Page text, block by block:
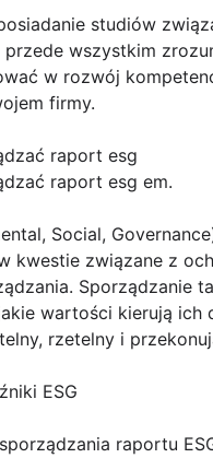
studiów
wszystkim
w rozwój
firmy.
raport esg
raport esg em.
Social,
kwestie związane z
Sporządzanie
wartości kierują
rzetelny i
ESG
raportu